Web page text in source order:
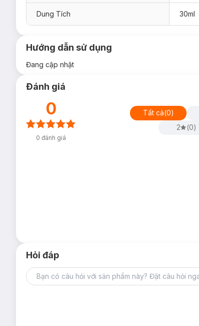
Dung Tích 30ml
Hướng dẫn sử dụng
Đang cập nhật
Đánh giá
0
0 đánh giá
Tất cả(0)
2
(0)
Hỏi đáp